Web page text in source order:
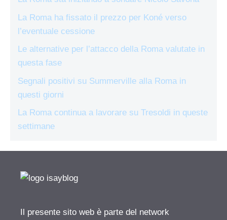
La Roma ha fissato il prezzo per Koné verso
l’eventuale cessione
Le alternative per l’attacco della Roma valutate in
questa fase
Segnali positivi su Summerville alla Roma in
questi giorni
La Roma continua a lavorare su Tresoldi in queste
settimane
Il presente sito web è parte del network